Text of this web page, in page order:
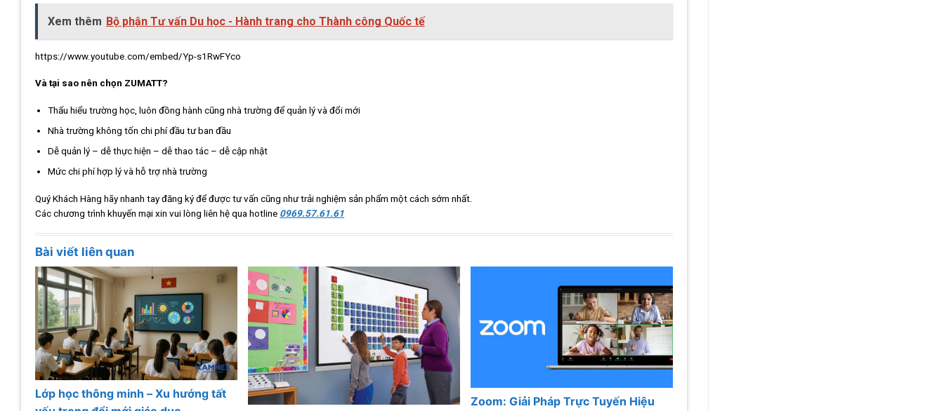
Xem thêm Bộ phận Tư vấn Du học - Hành trang cho Thành công Quốc tế
https://www.youtube.com/embed/Yp-s1RwFYco
Và tại sao nên chọn ZUMATT?
Thấu hiểu trường học, luôn đồng hành cũng nhà trường để quản lý và đổi mới
Nhà trường không tốn chi phí đầu tư ban đầu
Dễ quản lý – dễ thực hiện – dễ thao tác – dễ cập nhật
Mức chi phí hợp lý và hỗ trợ nhà trường
Quý Khách Hàng hãy nhanh tay đăng ký để được tư vấn cũng như trải nghiệm sản phẩm một cách sớm nhất.
Các chương trình khuyến mại xin vui lòng liên hệ qua hotline 0969.57.61.61
Bài viết liên quan
Lớp học thông minh – Xu hướng tất
Zoom: Giải Pháp Trực Tuyến Hiệu